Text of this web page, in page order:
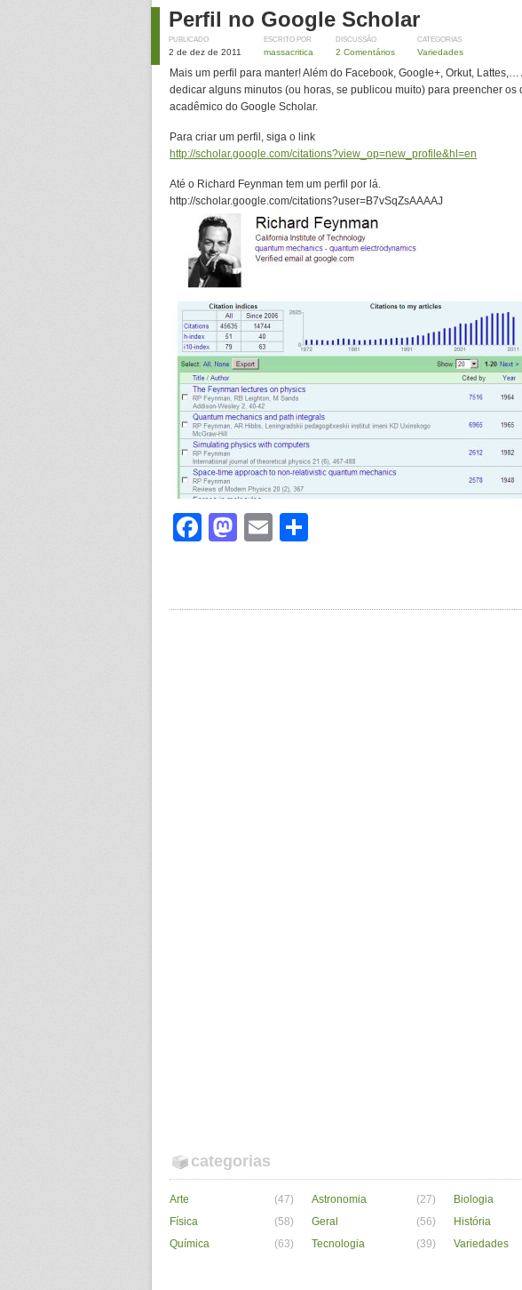
Perfil no Google Scholar
PUBLICADO
2 de dez de 2011
ESCRITO POR
massacritica
DISCUSSÃO
2 Comentários
CATEGORIAS
Variedades
Mais um perfil para manter! Além do Facebook, Google+, Orkut,
dedicar alguns minutos (ou horas, se publicou muito) para preencher os
acadêmico do Google Scholar.
Para criar um perfil, siga o link
http://scholar.google.com/citations?view_op=new_profile&hl=en
Até o Richard Feynman tem um perfil por lá.
http://scholar.google.com/citations?user=B7vSqZsAAAAJ
Facebook
Mastodon
Email
categorias
Arte (47) Astronomia (27) Biologia
Física
(58) Geral (56) História
Química
(63) Tecnologia (39) Variedades